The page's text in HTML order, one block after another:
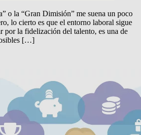
o la “Gran Dimisión” me suena un poco
lo cierto es que el entorno laboral sigue
por la fidelización del talento, es una de
[…]